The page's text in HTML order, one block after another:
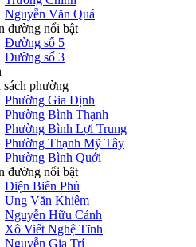
Nguyễn Văn Quá
đường nổi bật
Đường số 5
Đường số 3
sách phường
Phường Gia Định
Phường Bình Thạnh
Phường Bình Lợi Trung
Phường Thạnh Mỹ Tây
Phường Bình Quới
đường nổi bật
Điện Biên Phủ
Ung Văn Khiêm
Nguyễn Hữu Cảnh
Xô Viết Nghệ Tĩnh
Nguyễn Gia Trí